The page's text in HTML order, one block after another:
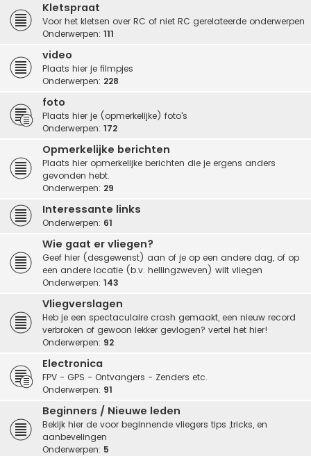
Kletspraat
Voor het kletsen over RC of niet RC gerelateerde onderwerpen
Onderwerpen: 111
video
Plaats hier je filmpjes
Onderwerpen: 228
foto
Plaats hier je (opmerkelijke) foto's
Onderwerpen: 172
Opmerkelijke berichten
Plaats hier opmerkelijke berichten die je ergens anders
gevonden hebt.
Onderwerpen: 29
Interessante links
Onderwerpen: 61
Wie gaat er vliegen?
Geef hier (desgewenst) aan of je op een andere dag, of op
een andere locatie (b.v. hellingzweven) wilt vliegen
Onderwerpen: 143
Vliegverslagen
Heb je een spectaculaire crash gemaakt, een nieuw record
verbroken of gewoon lekker gevlogen? vertel het hier!
Onderwerpen: 92
Electronica
FPV - GPS - Ontvangers - Zenders etc.
Onderwerpen: 91
Beginners / Nieuwe leden
Bekijk hier de voor beginnende vliegers tips ,tricks, en
aanbevelingen
Onderwerpen: 5